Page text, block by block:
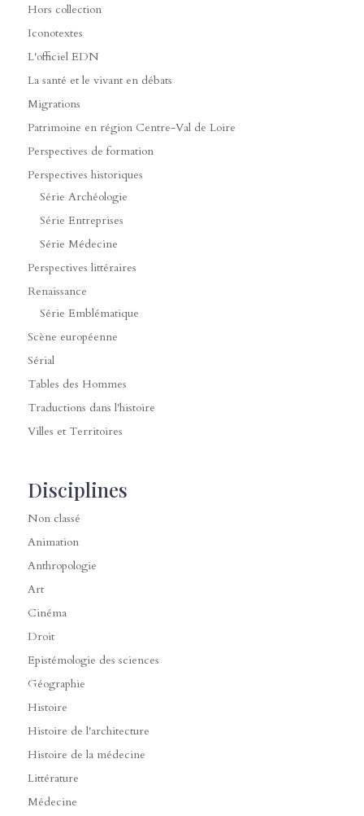
Hors collection
Iconotextes
L'officiel EDN
La santé et le vivant en débats
Migrations
Patrimoine en région Centre-Val de Loire
Perspectives de formation
Perspectives historiques
Série Archéologie
Série Entreprises
Série Médecine
Perspectives littéraires
Renaissance
Série Emblématique
Scène européenne
Sérial
Tables des Hommes
Traductions dans l'histoire
Villes et Territoires
Disciplines
Non classé
Animation
Anthropologie
Art
Cinéma
Droit
Epistémologie des sciences
Géographie
Histoire
Histoire de l'architecture
Histoire de la médecine
Littérature
Médecine